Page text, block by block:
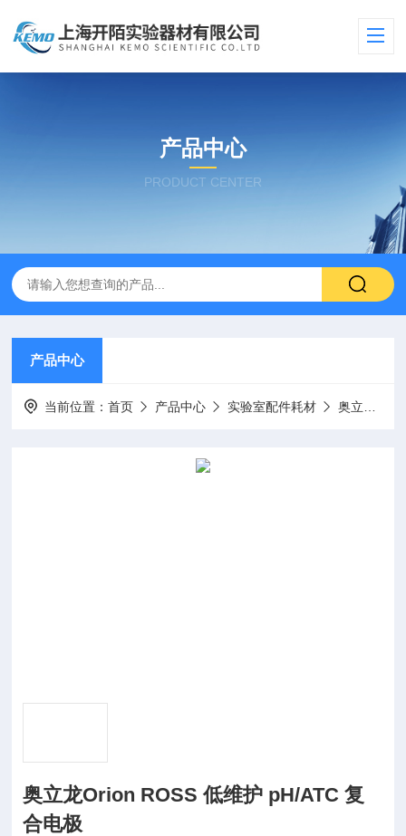
产品中心
PRODUCT CENTER
产品中心
当前位置：首页 产品中心 实验室配件耗材 奥立龙Orion仪器配件
奥立龙Orion ROSS 低维护 pH/ATC 复
合电极